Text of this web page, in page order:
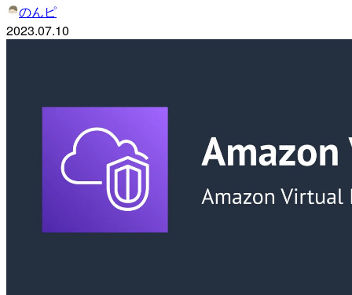
のんピ
2023.07.10